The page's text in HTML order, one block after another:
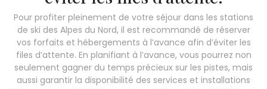
Pour profiter pleinement de votre séjour dans les stations
de ski des Alpes du Nord, il est recommandé de réserver
vos forfaits et hébergements à l’avance afin d’éviter les
files d’attente. En planifiant à l’avance, vous pourrez non
seulement gagner du temps précieux sur les pistes, mais
aussi garantir la disponibilité des services et installations